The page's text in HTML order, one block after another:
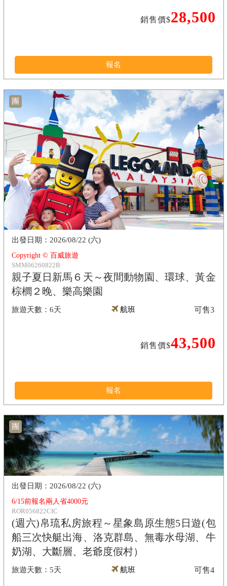
銷售價$28,500
報名
團
Copyright © 百威旅遊
SMM06260822B
親子夏日新馬６天～夜間動物園、環球、黃金
棕櫚２晚、樂高樂園
6天
2026/08/22 (六)
航班
銷售價$43,500
可售3
報名
團
6/15前報名兩人省4000元
ROR056822CIC
(週六)帛琉私房旅程～星象島原生態5日遊(包
船三次快艇出海、洛克群島、無毒水母湖、牛
奶湖、大斷層、老爺度假村）
5天
2026/08/22 (六)
航班 可售4